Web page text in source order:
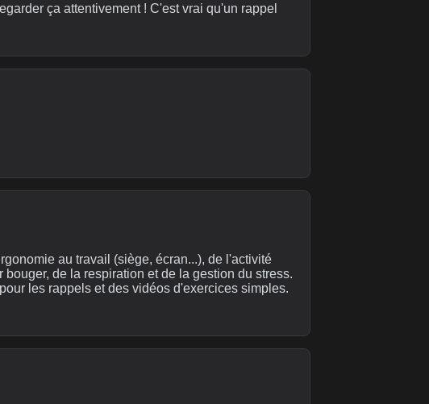
ça attentivement ! C'est vrai qu'un rappel
au travail (siège, écran...), de l'activité
de la respiration et de la gestion du stress.
les rappels et des vidéos d'exercices simples.